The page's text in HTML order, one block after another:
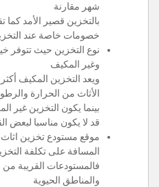
شهر مقارنة
بالتخزين قصير الأمد
خصومات خاصة عند
نوع التخزين حيث تتوفر
وغير المكيف
ويعد التخزين المكيف
الأثاث من الحرارة
بينما يكون التخزين غير
قد لا يكون مناسبا لبعض
موقع مستودع تخزين
المسافة على تكلفة
فالمستودعات القريبة
والمناطق الحيوية